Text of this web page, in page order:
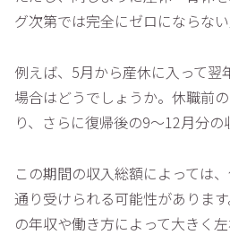
グ次第では完全にゼロにならない
例えば、5月から産休に入って翌
場合はどうでしょうか。休職前
り、さらに復帰後の9～12月分の
この期間の収入総額によっては
通り受けられる可能性がありま
の年収や働き方によって大きく